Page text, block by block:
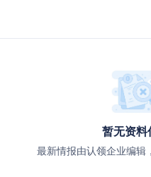
暂无资料
最新情报由认领企业编辑